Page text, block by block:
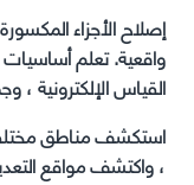
إصلاح الأجزاء
واقعية. تعلم أساسيات
القياس الإلكترونية ،
استكشف مناطق مختلفة
، واكتشف مواقع